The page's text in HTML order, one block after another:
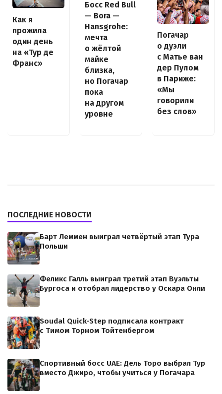
Как я
прожила
один день
на «Тур де
Франс»
Босс Red Bull
— Bora —
Hansgrohe:
мечта
о жёлтой
майке
близка,
но Погачар
пока
на другом
уровне
Погачар
о дуэли
с Матье ван
дер Пулом
в Париже:
«Мы
говорили
без слов»
ПОСЛЕДНИЕ НОВОСТИ
Барт Леммен выиграл четвёртый этап Тура
Польши
Феликс Галль выиграл третий этап Вуэльты
Бургоса и отобрал лидерство у Оскара Онли
Soudal Quick-Step подписала контракт
с Тимом Торном Тойтенбергом
Спортивный босс UAE: Дель Торо выбрал Тур
вместо Джиро, чтобы учиться у Погачара